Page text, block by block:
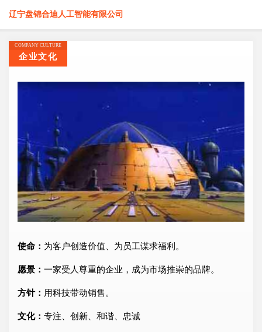
辽宁盘锦合迪人工智能有限公司
COMPANY CULTURE
企业文化
使命： 为客户创造价值、为员工谋求福利。
愿景： 一家受人尊重的企业，成为市场推崇的品牌。
方针： 用科技带动销售。
文化： 专注、创新、和谐、忠诚